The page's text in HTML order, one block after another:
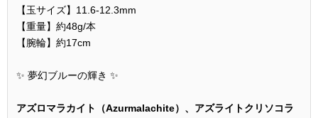
【玉サイズ】11.6-12.3mm
【重量】約48g/本
【腕輪】約17cm
✨ 夢幻ブルーの輝き ✨
アズロマラカイト（Azurmalachite）、アズライトクリソコラ